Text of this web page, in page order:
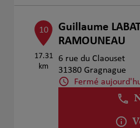
10
17.31
km
Guillaume
RAMOUNEAU
6 rue du Claouset
31380 Gragnague
Fermé